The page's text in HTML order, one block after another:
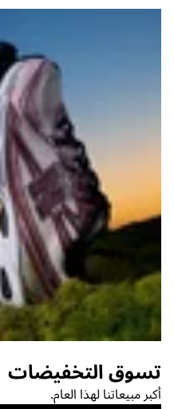
تسوق التخفيضات
أكبر مبيعاتنا لهذا العام.